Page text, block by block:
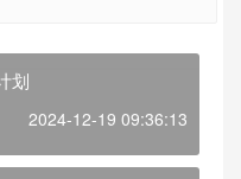
划
2024-12-19 09:36:13